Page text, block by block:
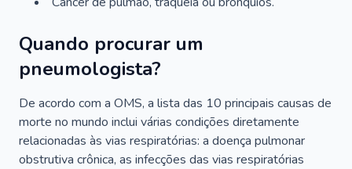
Quando procurar um
pneumologista?
De acordo com a OMS, a lista das 10 principais causas de
morte no mundo inclui várias condições diretamente
relacionadas às vias respiratórias: a doença pulmonar
obstrutiva crônica, as infecções das vias respiratórias